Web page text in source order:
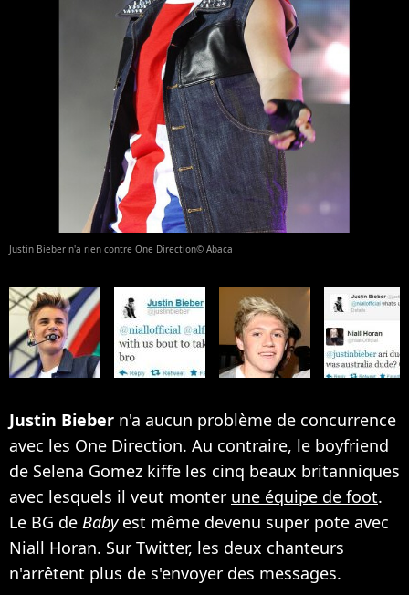
Justin Bieber n'a rien contre One Direction© Abaca
Justin Bieber n'a aucun problème de concurrence
avec les One Direction. Au contraire, le boyfriend
de Selena Gomez kiffe les cinq beaux britanniques
avec lesquels il veut monter une équipe de foot.
Le BG de Babyest même devenu super pote avec
Niall Horan. Sur Twitter, les deux chanteurs
n'arrêtent plus de s'envoyer des messages.